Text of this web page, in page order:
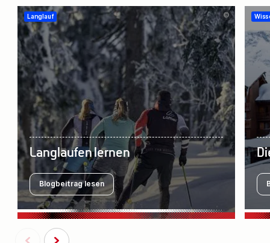
©
Langlauf
Langlaufen lernen
Blogbeitrag lesen